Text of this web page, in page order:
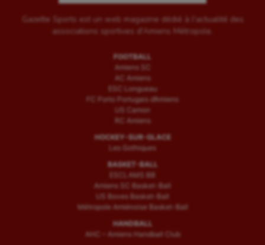
Gazette Sports est un web magazine dédié à l'actualité des
associations sportives d'Amiens Métropole.
FOOTBALL
Amiens SC
AC Amiens
ESC Longueau
FC Porto Portugais d’Amiens
US Camon
RC Amiens
HOCKEY-SUR-GLACE
Les Gothiques
BASKET-BALL
ESCLAMS BB
Amiens SC Basket-Ball
US Boves Basket-Ball
Métropole Amiénoise Basket-Ball
HANDBALL
AHC – Amiens Handball Club